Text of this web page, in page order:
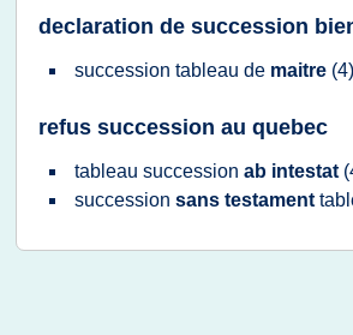
declaration de succession
succession tableau de maitre (4)
refus succession au quebec
tableau succession ab intestat
succession sans testament